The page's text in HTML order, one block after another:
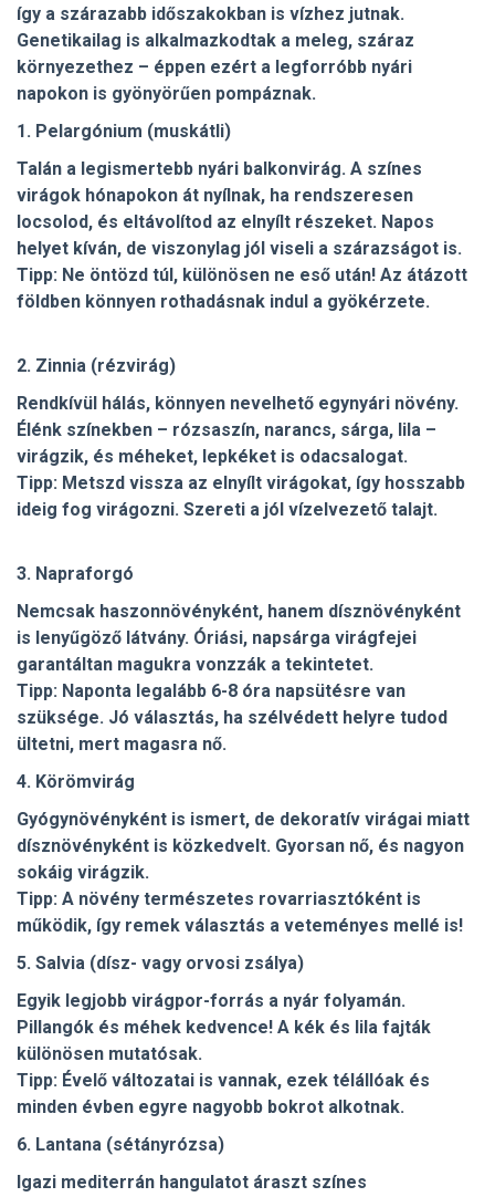
így a szárazabb időszakokban is vízhez jutnak.
Genetikailag is alkalmazkodtak a meleg, száraz
környezethez – éppen ezért a legforróbb nyári
napokon is gyönyörűen pompáznak.
1. Pelargónium (muskátli)
Talán a legismertebb nyári balkonvirág. A színes
virágok hónapokon át nyílnak, ha rendszeresen
locsolod, és eltávolítod az elnyílt részeket. Napos
helyet kíván, de viszonylag jól viseli a szárazságot is.
Tipp: Ne öntözd túl, különösen ne eső után! Az átázott
földben könnyen rothadásnak indul a gyökérzete.
2. Zinnia (rézvirág)
Rendkívül hálás, könnyen nevelhető egynyári növény.
Élénk színekben – rózsaszín, narancs, sárga, lila –
virágzik, és méheket, lepkéket is odacsalogat.
Tipp: Metszd vissza az elnyílt virágokat, így hosszabb
ideig fog virágozni. Szereti a jól vízelvezető talajt.
3. Napraforgó
Nemcsak haszonnövényként, hanem dísznövényként
is lenyűgöző látvány. Óriási, napsárga virágfejei
garantáltan magukra vonzzák a tekintetet.
Tipp: Naponta legalább 6-8 óra napsütésre van
szüksége. Jó választás, ha szélvédett helyre tudod
ültetni, mert magasra nő.
4. Körömvirág
Gyógynövényként is ismert, de dekoratív virágai miatt
dísznövényként is közkedvelt. Gyorsan nő, és nagyon
sokáig virágzik.
Tipp: A növény természetes rovarriasztóként is
működik, így remek választás a veteményes mellé is!
5. Salvia (dísz- vagy orvosi zsálya)
Egyik legjobb virágpor-forrás a nyár folyamán.
Pillangók és méhek kedvence! A kék és lila fajták
különösen mutatósak.
Tipp: Évelő változatai is vannak, ezek télállóak és
minden évben egyre nagyobb bokrot alkotnak.
6. Lantana (sétányrózsa)
Igazi mediterrán hangulatot áraszt színes